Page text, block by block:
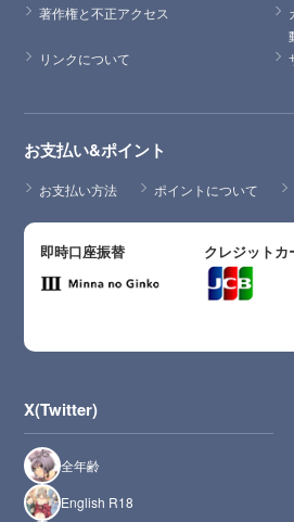
著作権と不正アクセス
リンクについて
お支払い&ポイント
お支払い方法 ポイントについて
即時口座振替 クレジットカ
X(Twitter)
全年齢
English R18